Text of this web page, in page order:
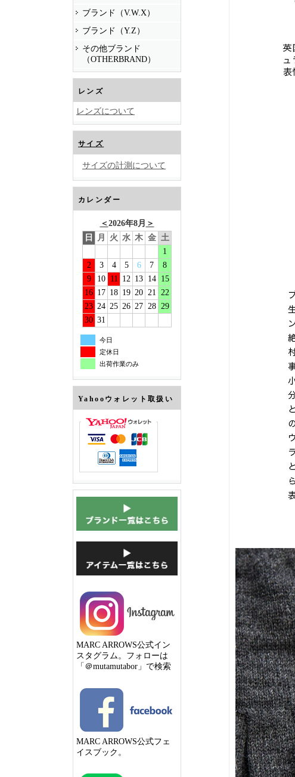
ブランド（V.W.X）
ブランド（Y.Z）
その他ブランド
（OTHERBRAND）
レンズ
レンズについて
サイズ
サイズの計測について
カレンダー
＜ 2026年8月 ＞
日
月 火 水 木 金 土
1
2
3 4 5 6 7
8
9
10 11 12 13 14
15
16 17 18 19 20 21 22
23 24 25 26 27 28 29
30 31
今日
定休日
出荷作業のみ
Yahooウォレット取扱い
MARC ARROWS公式イン
スタグラム。フォローは
「＠mutamutabor」で検索
MARC ARROWS公式フェ
イスブック。